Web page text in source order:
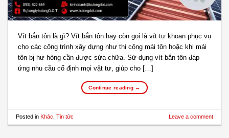
Vít bắn tôn là gì? Vít bắn tôn hay còn gọi là vít tự khoan phục vụ
cho các công trình xây dựng như thi công mái tôn hoặc khi mái
tôn bị hư hỏng cần được sửa chữa. Sử dụng vít bắn tôn đáp
ứng nhu cầu cố định mọi vật tư, giúp cho […]
Continue reading →
Posted in Khác Tin tức Leave a comment